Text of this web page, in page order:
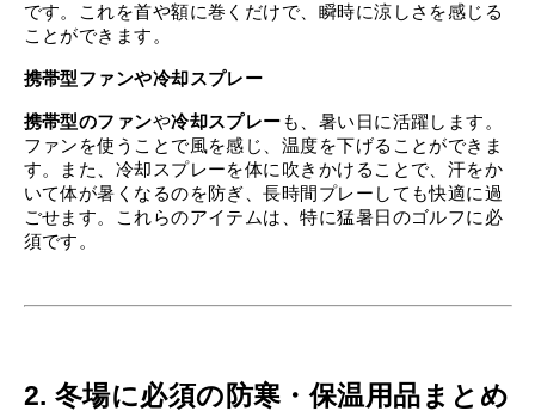
です。これを首や額に巻くだけで、瞬時に涼しさを感じる
ことができます。
携帯型ファンや冷却スプレー
携帯型のファンや冷却スプレーも、暑い日に活躍します。
ファンを使うことで風を感じ、温度を下げることができま
す。また、冷却スプレーを体に吹きかけることで、汗をか
いて体が暑くなるのを防ぎ、長時間プレーしても快適に過
ごせます。これらのアイテムは、特に猛暑日のゴルフに必
須です。
2. 冬場に必須の防寒・保温用品まとめ